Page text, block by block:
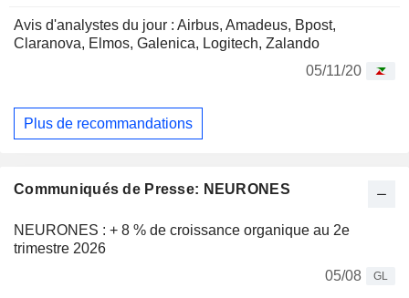
Avis d'analystes du jour : Airbus, Amadeus, Bpost,
Claranova, Elmos, Galenica, Logitech, Zalando
05/11/20
Plus de recommandations
Communiqués de Presse: NEURONES
NEURONES : + 8 % de croissance organique au 2e
trimestre 2026
05/08
GL